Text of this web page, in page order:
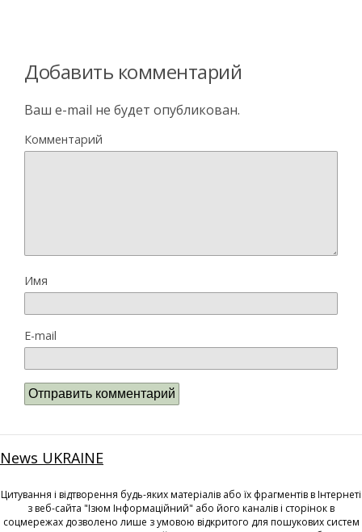
Добавить комментарий
Ваш e-mail не будет опубликован.
Комментарий
Имя
E-mail
News UKRAINE
Цитування і відтворення будь-яких матеріалів або їх фрагментів в Інтернеті
з веб-сайта "Ізюм Інформаційний" або його каналів і сторінок в
соцмережах дозволено лише з умовою відкритого для пошукових систем